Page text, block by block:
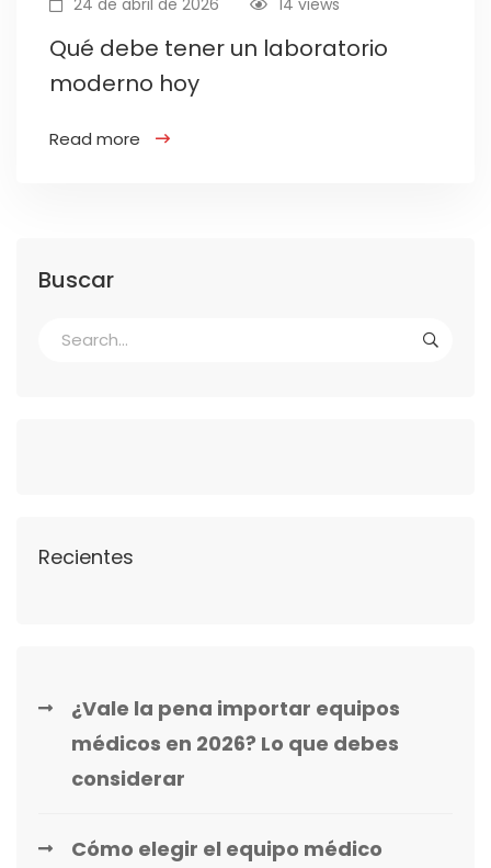
Qué debe tener un laboratorio
moderno hoy
Read more
Buscar
Recientes
¿Vale la pena importar equipos
médicos en 2026? Lo que debes
considerar
Cómo elegir el equipo médico